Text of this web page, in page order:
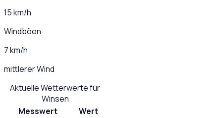
15 km/h
Windböen
7 km/h
mittlerer Wind
Aktuelle Wetterwerte für
Winsen
Messwert
Wert